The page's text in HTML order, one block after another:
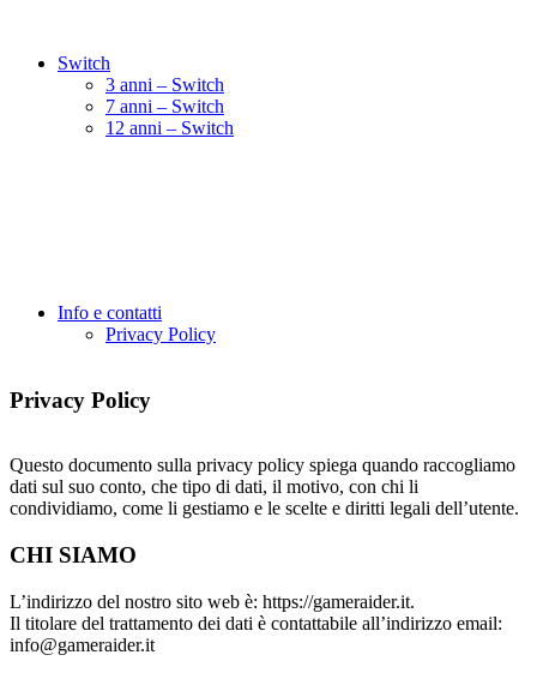
Switch
3 anni – Switch
7 anni – Switch
12 anni – Switch
Info e contatti
Privacy Policy
Privacy Policy
Questo documento sulla privacy policy spiega quando raccogliamo
dati sul suo conto, che tipo di dati, il motivo, con chi li
condividiamo, come li gestiamo e le scelte e diritti legali dell’utente.
CHI SIAMO
L’indirizzo del nostro sito web è: https://gameraider.it.
Il titolare del trattamento dei dati è contattabile all’indirizzo email:
info@gameraider.it